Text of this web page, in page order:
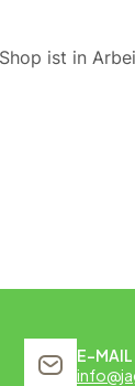
ist in
E-MAIL